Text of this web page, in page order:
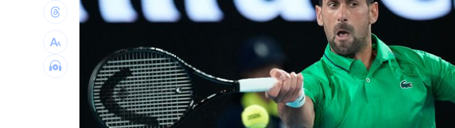
豆漿不只美味！營養師推大豆1成分超護腦 09:09
槍砲通緝「躲中國20年」偷渡回台觸國安法
慈濟被詐10億 他轟：多少人血汗錢遭誤用 09:04
兆基屋管遭侵占7億 董座李建成羈押禁見 09:03
塑膠袋丟錯最高罰6千！環保局點9種別回收 08:58